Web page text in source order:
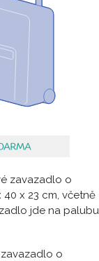
zavazadlo o
x 23 cm, včetně
jde na palubu
o